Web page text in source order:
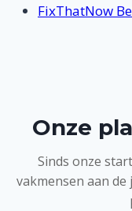
FixThatNow
Onze
Sinds onze
vakmensen aan